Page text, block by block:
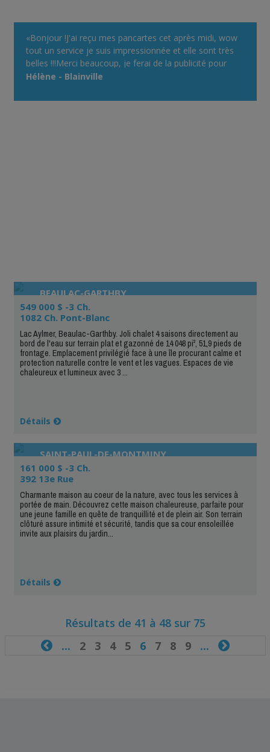
«Bonjour !J'ai reçu mes pancartes cet après midi, wow
tout un service je suis impressionnée et elle sont très
belles !!!Merci beaucoup, je ferai de la publicité pour
votre site devant mon chalet, avec plaisir !Bonne
Hélène - Blainville
BEAULAC-GARTHBY
549 000 $ -3 Ch.
1082 Ch. Pont-Blanc
Lac Aylmer, Beaulac-Garthby. Joli chalet 4 saisons directement au
bord de l'eau sur terrain plat et gazonné de 14 048 pi², 51,9 pieds de
frontage. Emplacement privilégié face à une île procurant calme et
protection naturelle contre le vent et les vagues. Espaces de vie
chaleureux et lumineux avec 3 ...
Détails
SAINT-PAUL-DE-MONTMINY
161 000 $ -3 Ch.
392 13e Rue
Charmante maison au coeur de la nature, avec tous les services à
portée de main. Découvrez cette maison chaleureuse, parfaite pour
une jeune famille en quête de tranquillité et de plein air. Son terrain
clôturé assure intimité et sécurité, tandis que sa cour ensoleillée
invite aux plaisirs du jardin...
Détails
Résultats de 41 à 48 sur 75
... 2 3 4 56 7 8 9... 